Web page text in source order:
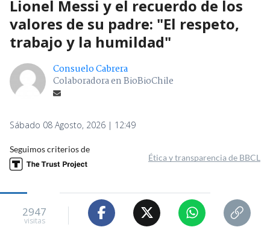
Lionel Messi y el recuerdo de los
valores de su padre: "El respeto,
trabajo y la humildad"
Consuelo Cabrera
Colaboradora en BioBioChile
Sábado 08 Agosto, 2026 | 12:49
Seguimos criterios de
Ética y transparencia de BBCL
2947
visitas